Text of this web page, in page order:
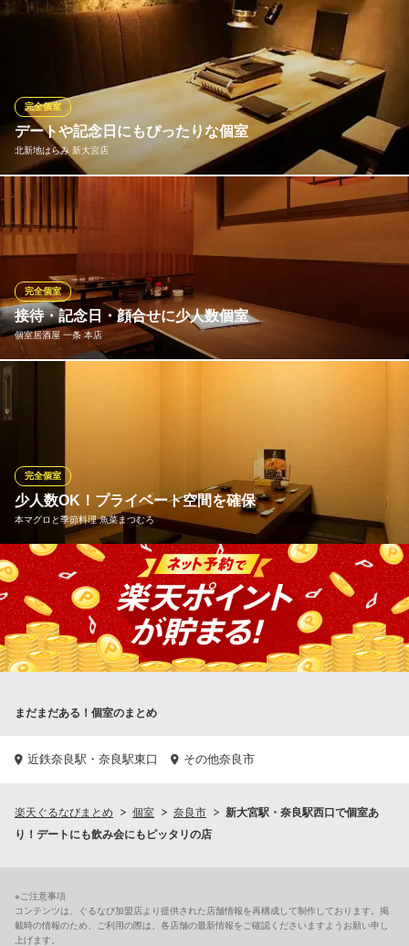
店内は全て個室、半個室にしています。人気のお部屋はお座敷
席。中華料理に相応しい円卓あり、背中に負担の少ない座椅子も
ご用意しています。各部屋10名様迄ですが、団体ご宴会時は仕切
りを外してお部屋をお繋げ致します。フロア貸切は最大60名迄で
ご利用可能です。
飛天散華
中国料理×奈良食材
近鉄奈良線新大宮駅 徒歩15分
デートや記念日にもぴったりな個室
北新地はらみ 新大宮店
完全個室
テーブル個室のお席を6名様掛け2つご用意しております。ご家族
でのお食事やご友人との少人数宴会、女子会などにピッタリで
プレートもご用意致します。味はもちろん、居心地の良い空間づ
くりや目でお料理を楽しめる工夫を店内いっぱいに施していま
す。
北新地はらみ 新大宮店
接待・記念日・顔合せに少人数個室
個室居酒屋 一条 本店
完全個室
個室居酒屋 一条 本店
完全個室 新鮮魚介
近鉄奈良線新大宮駅 徒歩4分
奈良県奈良市大宮町6-3-26
少人数OK！プライベート空間を確保
本マグロと季節料理 魚菜まつむろ
完全個室
扉で仕切られた完全個室を2部屋ご用意。プライベート空間を保つ
ことができるため、大切な商談を兼ねた接待や、記念日などにお
すすめです。7名様迄ご利用できる個室は、昨今の社会情勢によ
り、下限人数の制限を緩和し、2名様からご利用いただけます。ま
た、各部屋の感染用対策は万全に行っております。
旬魚 個室 接待 和食
奈良県奈良市大宮町4-302-4 ヤマダビル1F
まだまだある！個室のまとめ
近鉄奈良駅・奈良駅東口 その他奈良市
楽天ぐるなびまとめ 個室 奈良市
新大宮駅・奈良駅西口で個室あ
り！デートにも飲み会にもピッタリの店
※ご注意事項
コンテンツは、ぐるなび加盟店より提供された店舗情報を再構成して制作しております。掲
載時の情報のため、ご利用の際は、各店舗の最新情報をご確認くださいますようお願い申し
上げます。